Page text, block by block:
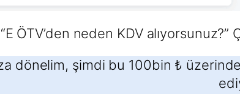
ÖTV’den neden KDV
dönelim, şimdi bu 100bin ₺